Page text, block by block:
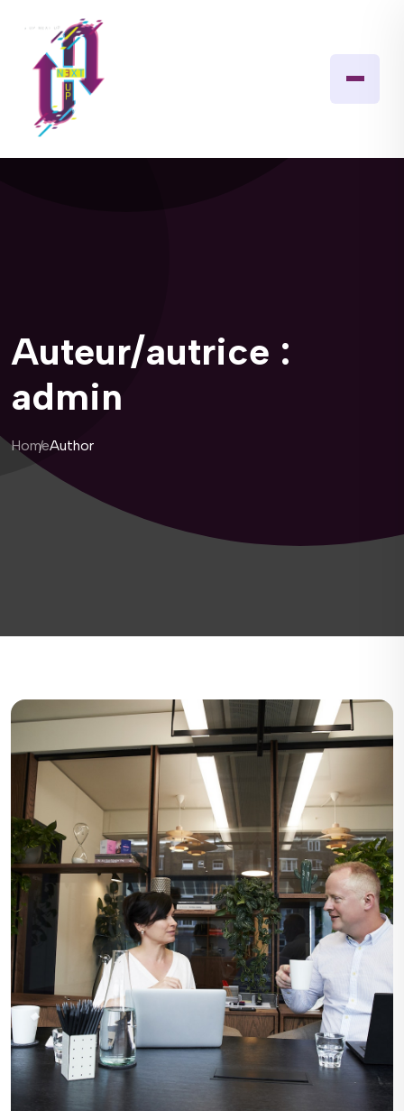
Auteur/autrice :
admin
HomeAuthor